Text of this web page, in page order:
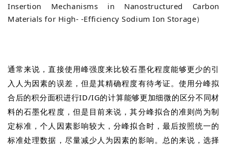
Insertion Mechanisms in Nanostructured Carbon
Materials for High- -Efficiency Sodium Ion Storage）
通常来说，直接使用峰强度来比较石墨化程度能够更少的引
入人为因素的误差，但是其精确程度有待考证。使用分峰拟
合后的积分面积进行ID/IG的计算能够更加细微的区分不同材
料的石墨化程度，但是目前来说，其分峰拟合的准则尚为制
定标准，个人因素影响较大，分峰拟合时，最后按照统一的
标准处理数据，尽量减少人为因素的影响。 总的来说，选择